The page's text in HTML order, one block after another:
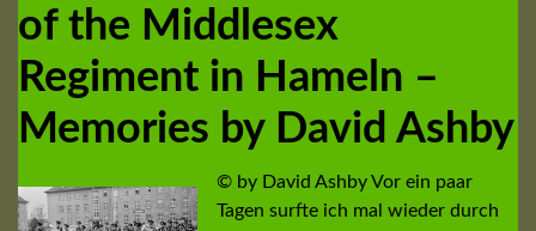
of the Middlesex
Regiment in Hameln –
Memories by David Ashby
© by David Ashby Vor ein paar
Tagen surfte ich mal wieder durch